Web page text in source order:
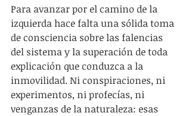
Para avanzar por el camino de la
izquierda hace falta una sólida toma
de consciencia sobre las falencias
del sistema y la superación de toda
explicación que conduzca a la
inmovilidad. Ni conspiraciones, ni
experimentos, ni profecías, ni
venganzas de la naturaleza: esas